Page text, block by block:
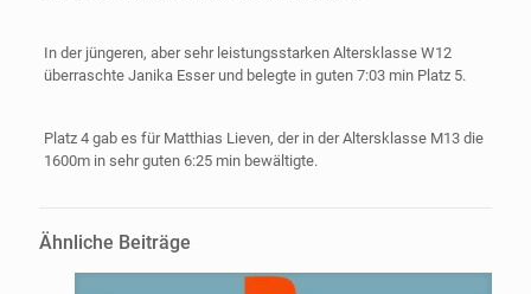
In der jüngeren, aber sehr leistungsstarken Altersklasse W12
überraschte Janika Esser und belegte in guten 7:03 min Platz 5.
Platz 4 gab es für Matthias Lieven, der in der Altersklasse M13 die
1600m in sehr guten 6:25 min bewältigte.
Ähnliche Beiträge